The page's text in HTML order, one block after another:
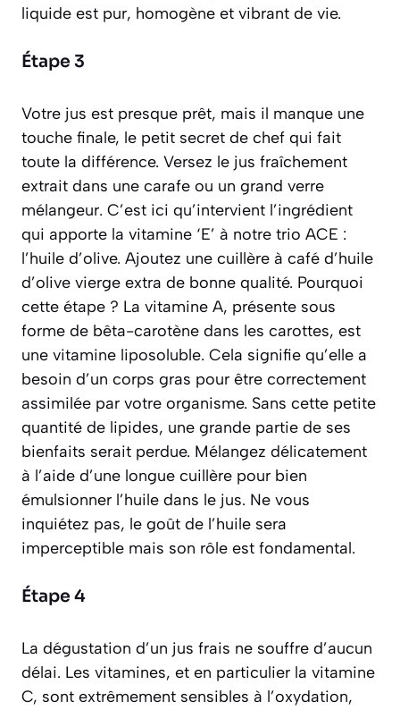
liquide est pur, homogène et vibrant de vie.
Étape 3
Votre jus est presque prêt, mais il manque une
touche finale, le petit secret de chef qui fait
toute la différence. Versez le jus fraîchement
extrait dans une carafe ou un grand verre
mélangeur. C’est ici qu’intervient l’ingrédient
qui apporte la vitamine ‘E’ à notre trio ACE :
l’huile d’olive. Ajoutez une cuillère à café d’huile
d’olive vierge extra de bonne qualité. Pourquoi
cette étape ? La vitamine A, présente sous
forme de bêta-carotène dans les carottes, est
une vitamine liposoluble. Cela signifie qu’elle a
besoin d’un corps gras pour être correctement
assimilée par votre organisme. Sans cette petite
quantité de lipides, une grande partie de ses
bienfaits serait perdue. Mélangez délicatement
à l’aide d’une longue cuillère pour bien
émulsionner l’huile dans le jus. Ne vous
inquiétez pas, le goût de l’huile sera
imperceptible mais son rôle est fondamental.
Étape 4
La dégustation d’un jus frais ne souffre d’aucun
délai. Les vitamines, et en particulier la vitamine
C, sont extrêmement sensibles à l’oxydation,